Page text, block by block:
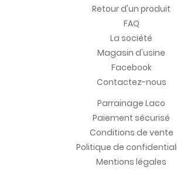
Retour d'un produit
FAQ
La société
Magasin d'usine
Facebook
Contactez-nous
Parrainage Laco
Paiement sécurisé
Conditions de vente
Politique de
Mentions légales